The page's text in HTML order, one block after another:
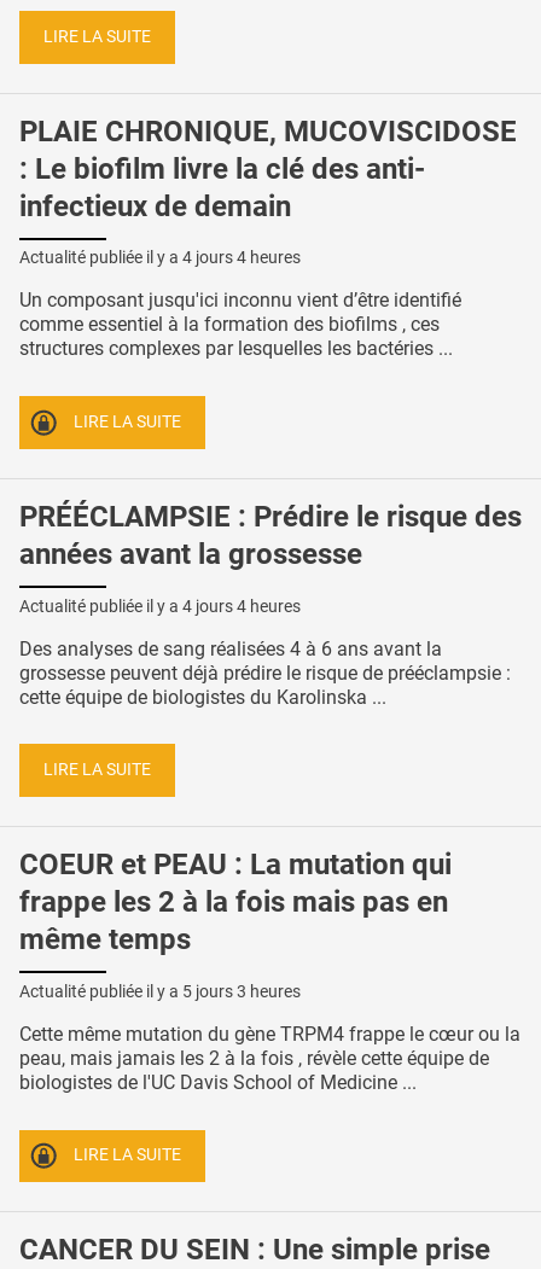
LIRE LA SUITE
PLAIE CHRONIQUE, MUCOVISCIDOSE
: Le biofilm livre la clé des anti-
infectieux de demain
Actualité publiée il y a 4 jours 4 heures
Un composant jusqu'ici inconnu vient d’être identifié
comme essentiel à la formation des biofilms , ces
structures complexes par lesquelles les bactéries ...
LIRE LA SUITE
PRÉÉCLAMPSIE : Prédire le risque des
années avant la grossesse
Actualité publiée il y a 4 jours 4 heures
Des analyses de sang réalisées 4 à 6 ans avant la
grossesse peuvent déjà prédire le risque de prééclampsie :
cette équipe de biologistes du Karolinska ...
LIRE LA SUITE
COEUR et PEAU : La mutation qui
frappe les 2 à la fois mais pas en
même temps
Actualité publiée il y a 5 jours 3 heures
Cette même mutation du gène TRPM4 frappe le cœur ou la
peau, mais jamais les 2 à la fois , révèle cette équipe de
biologistes de l'UC Davis School of Medicine ...
LIRE LA SUITE
CANCER DU SEIN : Une simple prise